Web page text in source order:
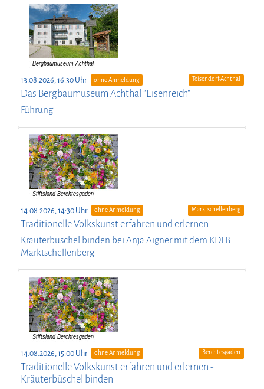
13.08.2026, 16:30 Uhr ohne Anmeldung Teisendorf-Achthal
Das Bergbaumuseum Achthal "Eisenreich"
Führung
14.08.2026, 14:30 Uhr ohne Anmeldung Marktschellenberg
Traditionelle Volkskunst erfahren und erlernen
Kräuterbüschel binden bei Anja Aigner mit dem KDFB
Marktschellenberg
14.08.2026, 15:00 Uhr ohne Anmeldung Berchtesgaden
Traditionelle Volkskunst erfahren und erlernen -
Kräuterbüschel binden